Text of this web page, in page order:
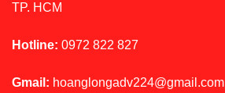
TP. HCM
Hotline: 0972 822 827
Gmail: hoanglongadv224@gmail.com